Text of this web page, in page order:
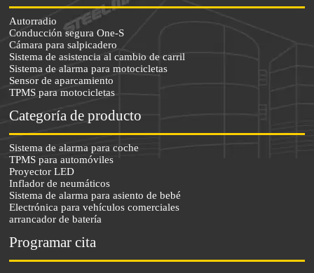
Autorradio
Conducción segura One-S
Cámara para salpicadero
Sistema de asistencia al cambio de carril
Sistema de alarma para motocicletas
Sensor de aparcamiento
TPMS para motocicletas
Categoría de producto
Sistema de alarma para coche
TPMS para automóviles
Proyector LED
Inflador de neumáticos
Sistema de alarma para asiento de bebé
Electrónica para vehículos comerciales
arrancador de batería
Programar cita